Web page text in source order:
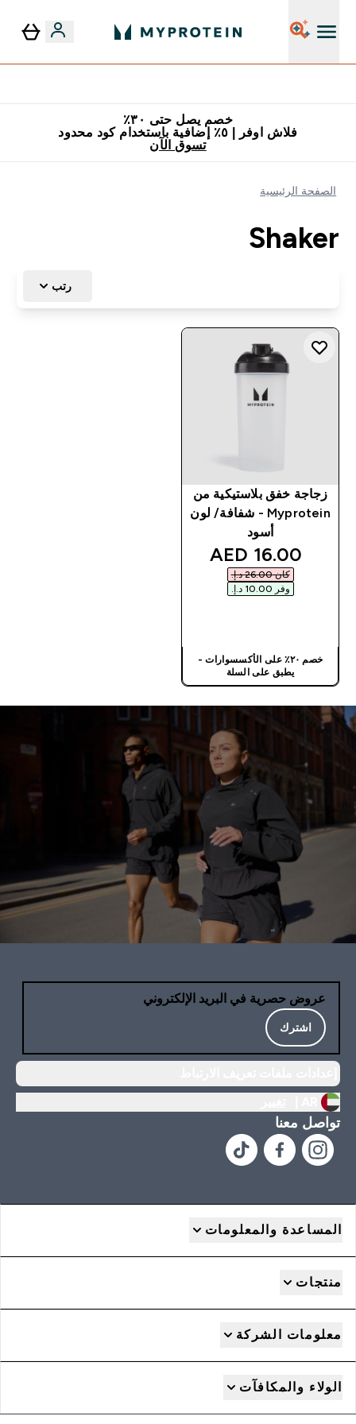
خصم يصل حتى ٣٠٪
فلاش اوفر | ٥٪ إضافية باستخدام كود محدود
تسوق الآن
الصفحة الرئيسية
Shaker
رتب
زجاجة خفق بلاستيكية من
Myprotein - شفافة/ لون
أسود
discounted price
16.00 AED‎
كان ‏26.00 د.إ.‏‎
وفر ‏10.00 د.إ.‏‎
خصم ٢٠٪ على الأكسسوارات -
يطبق على السلة
عروض حصرية في البريد الإلكتروني
اشترك
تواصل معنا
المساعدة والمعلومات
منتجات
معلومات الشركة
الولاء والمكافآت